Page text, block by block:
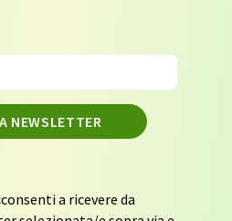
NEWSLETTER
a ricevere da